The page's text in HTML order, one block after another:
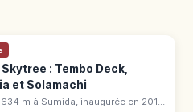
: Tembo Deck,
et Solamachi
m à Sumida, inaugurée en 2012.